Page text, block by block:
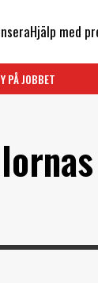
Hjälp med
PÅ JOBBET